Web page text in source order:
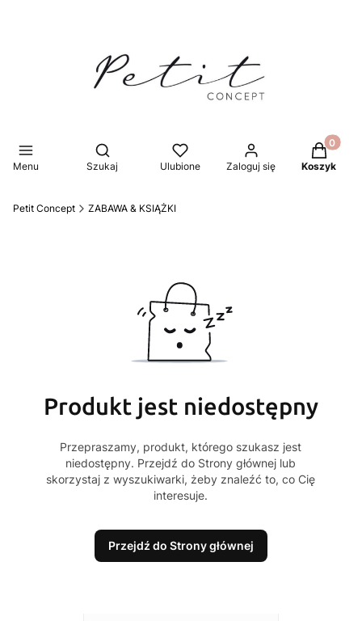
Menu
Otwórz wyszukiwarkę
Szukaj Ulubione Zaloguj się Koszyk
Petit Concept ZABAWA & KSIĄŻKI
Produkt jest niedostępny
Przepraszamy, produkt, którego szukasz jest
niedostępny. Przejdź do Strony głównej lub
skorzystaj z wyszukiwarki, żeby znaleźć to, co Cię
interesuje.
Przejdź do Strony głównej